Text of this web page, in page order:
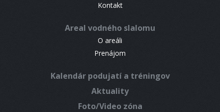
Kontakt
Areal vodného slalomu
O areáli
Prenájom
Kalendár podujatí a tréningov
Aktuality
Foto/Video zóna